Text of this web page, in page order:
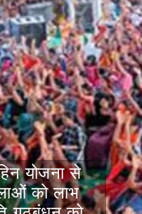
योजना से
को लाभ